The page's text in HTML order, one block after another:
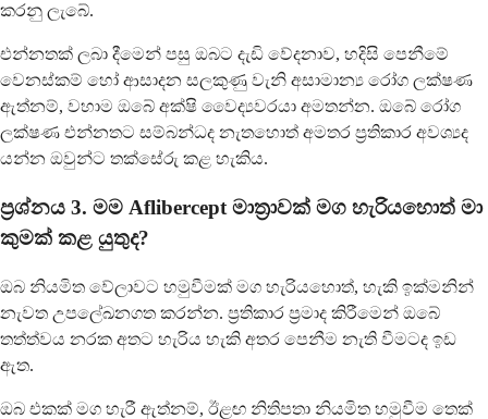
කරනු ලැබේ.
එන්නතක් ලබා දීමෙන් පසු ඔබට දැඩි වේදනාව, හදිසි පෙනීමේ
වෙනස්කම් හෝ ආසාදන සලකුණු වැනි අසාමාන්‍ය රෝග ලක්ෂණ
ඇත්නම්, වහාම ඔබේ අක්ෂි වෛද්‍යවරයා අමතන්න. ඔබේ රෝග
ලක්ෂණ එන්නතට සම්බන්ධද නැතහොත් අමතර ප්‍රතිකාර අවශ්‍යද
යන්න ඔවුන්ට තක්සේරු කළ හැකිය.
ප්‍රශ්නය 3. මම Aflibercept මාත්‍රාවක් මග හැරියහොත් මා
කුමක් කළ යුතුද?
ඔබ නියමිත වේලාවට හමුවීමක් මග හැරියහොත්, හැකි ඉක්මනින්
නැවත උපලේඛනගත කරන්න. ප්‍රතිකාර ප්‍රමාද කිරීමෙන් ඔබේ
තත්ත්වය නරක අතට හැරිය හැකි අතර පෙනීම නැති වීමටද ඉඩ
ඇත.
ඔබ එකක් මග හැරී ඇත්නම්, ඊළඟ නිතිපතා නියමිත හමුවීම තෙක්